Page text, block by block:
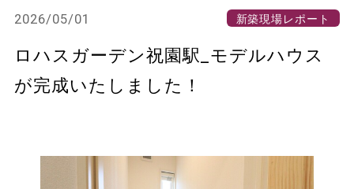
2026/05/01 新築現場レポート
ロハスガーデン祝園駅_モデルハウス
が完成いたしました！